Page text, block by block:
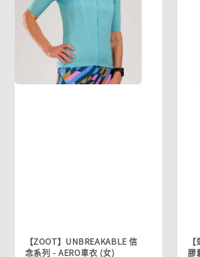
【ZOOT】UNBREAKABLE 信
念系列 - AERO車衣 (女)
膠